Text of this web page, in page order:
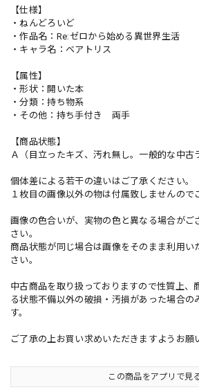
【仕様】
・ねんどろいど
・作品名：Re:ゼロから始める異世界生活
・キャラ名：ベアトリス
【属性】
・形状：開いた本
・分類：持ち物系
・その他：持ち手付き 両手
【商品状態】
Ａ（目立ったキズ、汚れ無し。一般的な中古
個体差による若干の違いはご了承ください。
１枚目の画像以外の物は付属致しませんので
画像の色合いが、実物の色と異なる場合がご
さい。
商品状態が同じ場合は画像をそのまま利用い
さい。
中古商品を取り扱っておりますので性質上、
る状態不備以外の破損・汚損があった場合の
す。
ご了承の上お買い求めいただきますようお願
この商品をアプリで見